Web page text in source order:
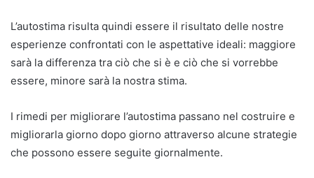
L’autostima risulta quindi essere il risultato delle nostre
esperienze confrontati con le aspettative ideali: maggiore
sarà la differenza tra ciò che si è e ciò che si vorrebbe
essere, minore sarà la nostra stima.
I rimedi per migliorare l’autostima passano nel costruire e
migliorarla giorno dopo giorno attraverso alcune strategie
che possono essere seguite giornalmente.